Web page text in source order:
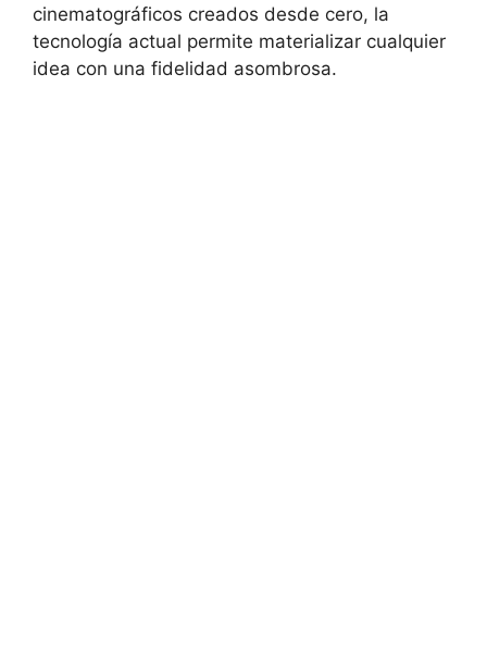
cinematográficos creados desde cero, la
tecnología actual permite materializar cualquier
idea con una fidelidad asombrosa.